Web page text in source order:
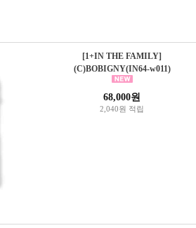
[1+IN THE FAMILY]
(C)BOBIGNY(IN64-w011)
68,000원
2,040원 적립